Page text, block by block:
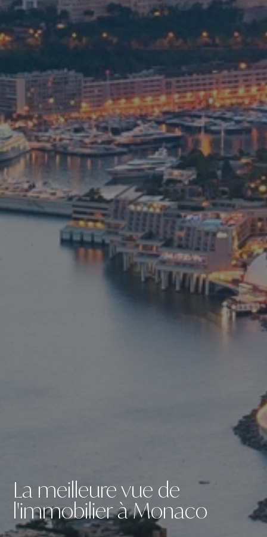
La meilleure vue de
l'immobilier à Monaco